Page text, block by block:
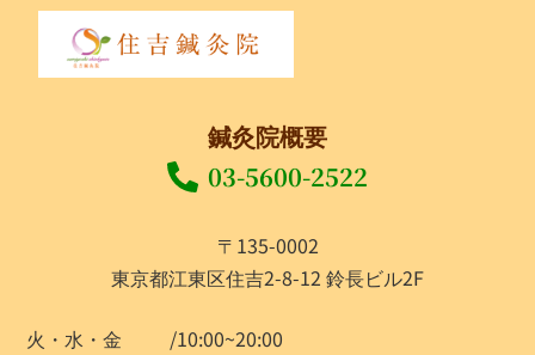
鍼灸院概要
03-5600-2522
〒135-0002
東京都江東区住吉2-8-12 鈴長ビル2F
火・水・金
/10:00~20:00